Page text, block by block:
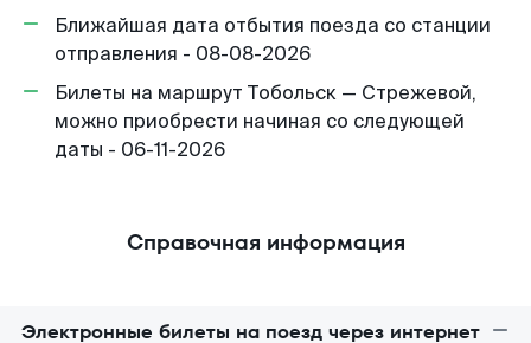
Ближайшая дата отбытия поезда со станции
отправления - 08-08-2026
Билеты на маршрут Тобольск — Стрежевой,
можно приобрести начиная со следующей
даты - 06-11-2026
Справочная информация
Электронные билеты на поезд через интернет